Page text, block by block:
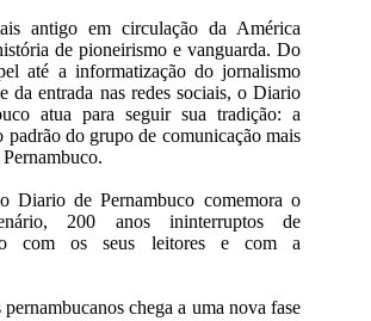
antigo em circulação da América
de pioneirismo e vanguarda. Do
até a informatização do jornalismo
da entrada nas redes sociais, o Diario
atua para seguir sua tradição: a
padrão do grupo de comunicação mais
Diario de Pernambuco comemora o
200 anos ininterruptos de
com os seus leitores e com a
chega a uma nova fase